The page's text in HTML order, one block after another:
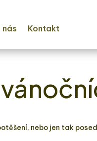
nás Kontakt
nebo jen tak